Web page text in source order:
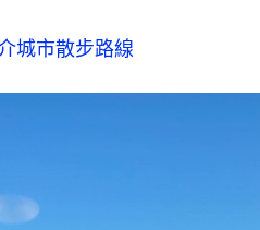
城市散步路線